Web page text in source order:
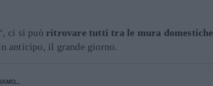
ci si può ritrovare tutti tra le mura domestiche
anticipo, il grande giorno.